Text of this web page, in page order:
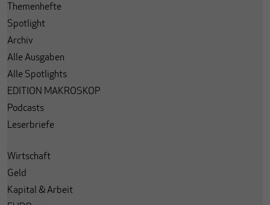
Themenhefte
Spotlight
Archiv
Alle Ausgaben
Alle Spotlights
EDITION MAKROSKOP
Podcasts
Leserbriefe
Wirtschaft
Geld
Kapital & Arbeit